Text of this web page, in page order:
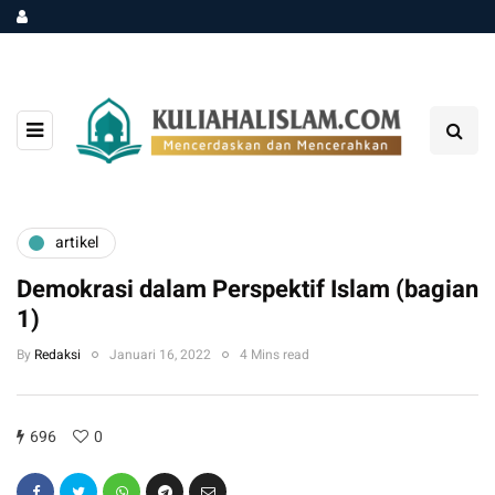
artikel
Demokrasi dalam Perspektif Islam (bagian
1)
By Redaksi Januari 16, 2022 4 Mins read
696 0